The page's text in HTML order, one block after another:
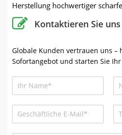
Herstellung hochwertiger
Kontaktieren Sie
Globale Kunden vertrauen uns –
Sofortangebot und starten Sie